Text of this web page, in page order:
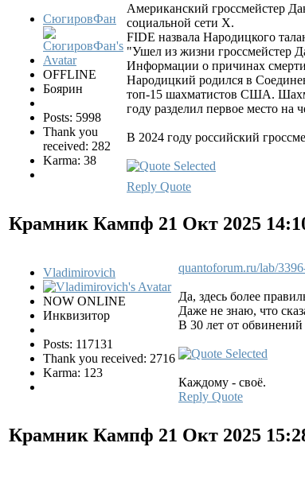
СюгировФан
OFFLINE
Боярин
Posts: 5998
Thank you
received: 282
Karma: 38
Американский гроссмейстер
социальной сети X.
FIDE назвала Народицкого
"Ушел из жизни гроссмейстер
Информации о причинах смерти
Народицкий родился в
топ-15 шахматистов США.
году разделил первое место
В 2024 году российский
Reply Quote
Крамник Кампф 21 Окт 2025
Vladimirovich
NOW ONLINE
Инквизитор
Posts: 117131
Thank you received: 2716
Karma: 123
quantoforum.ru/lab/
Да, здесь более
Даже не знаю, что
В 30 лет от
Каждому - своё.
Reply Quote
Крамник Кампф 21 Окт 2025